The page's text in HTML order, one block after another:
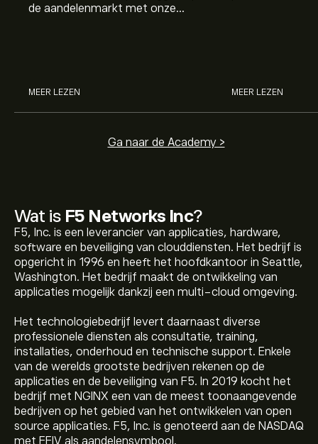
Wat is F5 Networks Inc?
F5, Inc. is een leverancier van applicaties, hardware,
software en beveiliging van clouddiensten. Het bedrijf is
opgericht in 1996 en heeft het hoofdkantoor in Seattle,
Washington. Het bedrijf maakt de ontwikkeling van
applicaties mogelijk dankzij een multi-cloud omgeving.
Het technologiebedrijf levert daarnaast diverse
professionele diensten als consultatie, training,
installaties, onderhoud en technische support. Enkele
van de werelds grootste bedrijven rekenen op de
applicaties en de beveiliging van F5. In 2019 kocht het
bedrijf met NGINX een van de meest toonaangevende
bedrijven op het gebied van het ontwikkelen van open
source applicaties. F5, Inc. is genoteerd aan de NASDAQ
met FFIV als aandelensymbool.
de aandelenmarkt met onze
MEER LEZEN MEER LEZEN
Ga naar de Academy >